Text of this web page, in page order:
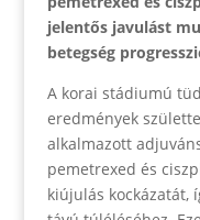
jelentős javulást
betegség
A korai stádiumú
eredmények
alkalmazott
pemetrexed és
kiújulás kockázatát,